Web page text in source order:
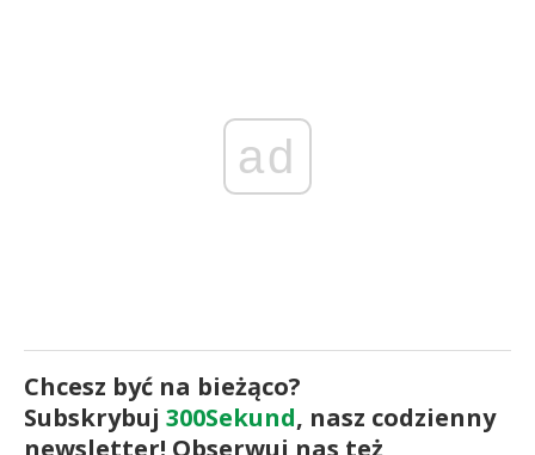
ad
Chcesz być na bieżąco?
Subskrybuj 300Sekund, nasz codzienny